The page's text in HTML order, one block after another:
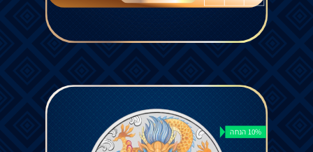
10% הנחה